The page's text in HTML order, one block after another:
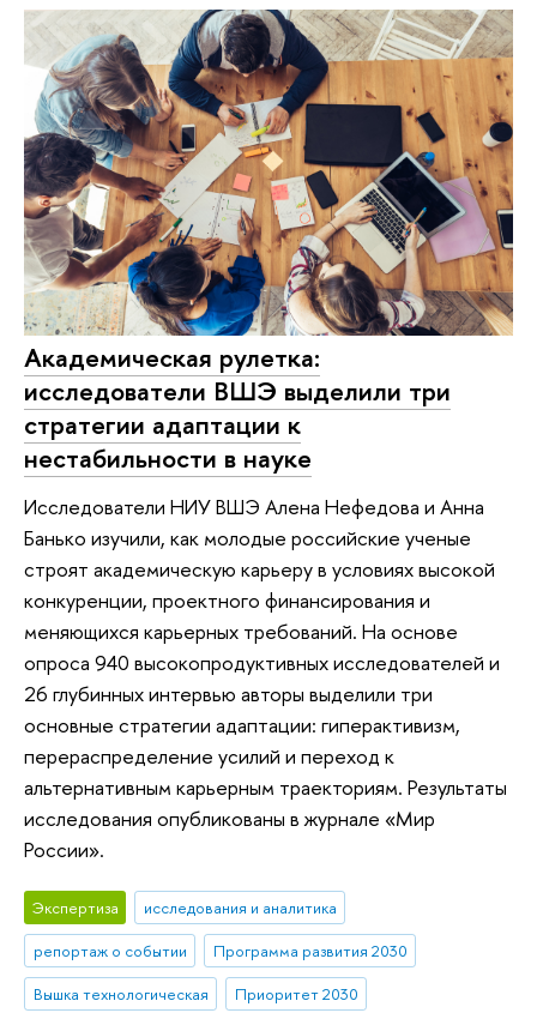
Академическая рулетка:
исследователи ВШЭ выделили три
стратегии адаптации к
нестабильности в науке
Исследователи НИУ ВШЭ Алена Нефедова и Анна
Банько изучили, как молодые российские ученые
строят академическую карьеру в условиях высокой
конкуренции, проектного финансирования и
меняющихся карьерных требований. На основе
опроса 940 высокопродуктивных исследователей и
26 глубинных интервью авторы выделили три
основные стратегии адаптации: гиперактивизм,
перераспределение усилий и переход к
альтернативным карьерным траекториям. Результаты
исследования опубликованы в журнале «Мир
России».
Экспертиза
исследования и аналитика
репортаж о событии
Программа развития 2030
Вышка технологическая
Приоритет 2030